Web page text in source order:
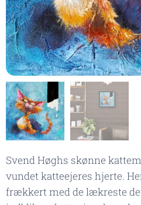
Svend Høghs skønne
vundet katteejeres hjerte.
frækkert med de lækreste